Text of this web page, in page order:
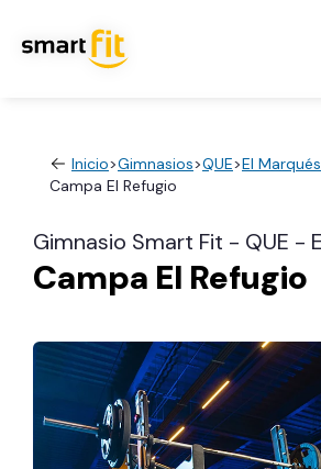
Inicio>Gimnasios>QUE>El Marqués
Campa El Refugio
Gimnasio Smart Fit - QUE -
Campa El Refugio